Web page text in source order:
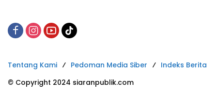
Tentang Kami Pedoman Media Siber
Indeks Berita
© Copyright 2024 siaranpublik.com